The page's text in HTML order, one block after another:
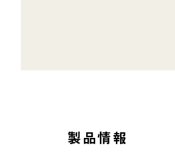
製品情報